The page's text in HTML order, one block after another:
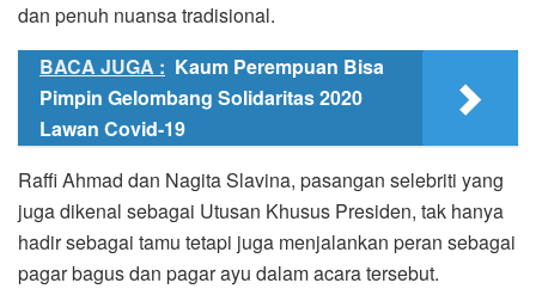
dan penuh nuansa tradisional.
BACA JUGA : Kaum Perempuan Bisa
Pimpin Gelombang Solidaritas 2020
Lawan Covid-19
Raffi Ahmad dan Nagita Slavina, pasangan selebriti yang
juga dikenal sebagai Utusan Khusus Presiden, tak hanya
hadir sebagai tamu tetapi juga menjalankan peran sebagai
pagar bagus dan pagar ayu dalam acara tersebut.